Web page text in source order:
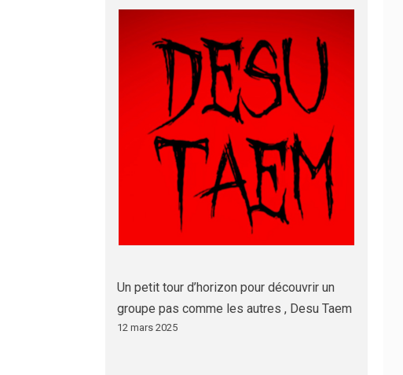
Un petit tour d’horizon pour découvrir un
groupe pas comme les autres , Desu Taem
12 mars 2025